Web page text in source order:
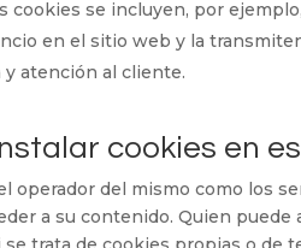
cookies se incluyen, por
en el sitio web y la
atención al cliente.
cookies en
operador del mismo como los
a su contenido. Quien puede